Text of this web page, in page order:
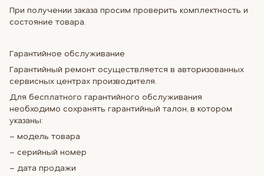
При получении заказа просим проверить комплектность и
состояние товара.
Гарантийное обслуживание
Гарантийный ремонт осуществляется в авторизованных
сервисных центрах производителя.
Для бесплатного гарантийного обслуживания
необходимо сохранять гарантийный талон, в котором
указаны:
– модель товара
– серийный номер
– дата продажи